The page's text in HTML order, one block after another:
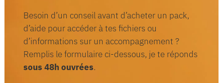
Besoin d’un conseil avant d’acheter un pack,
d’aide pour accéder à tes fichiers ou
d’informations sur un accompagnement ?
Remplis le formulaire ci-dessous, je te réponds
sous 48h ouvrées.